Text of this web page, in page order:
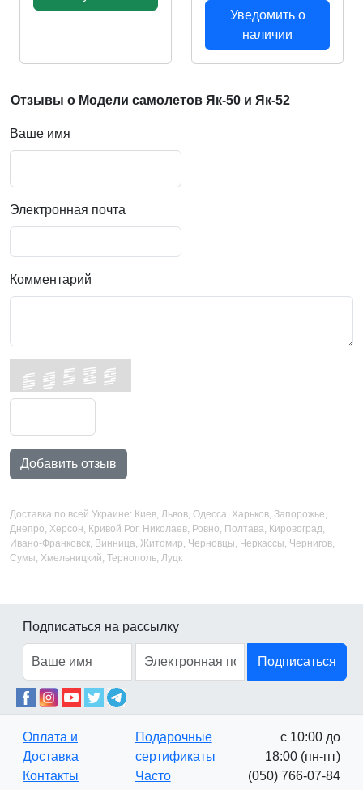
Уведомить о
наличии
Отзывы о Модели самолетов Як-50 и Як-52
Ваше имя
Электронная почта
Комментарий
Добавить отзыв
Доставка по всей Украине: Киев, Львов, Одесса, Харьков, Запорожье,
Днепро, Херсон, Кривой Рог, Николаев, Ровно, Полтава, Кировоград,
Ивано-Франковск, Винница, Житомир, Черновцы, Черкассы, Чернигов,
Сумы, Хмельницкий, Тернополь, Луцк
Подписаться на рассылку
Подписаться
Оплата и
Доставка
Контакты
Подарочные
сертификаты
Часто
с 10:00 до
18:00 (пн-пт)
(050) 766-07-84